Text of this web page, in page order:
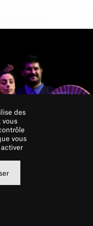
JAZZ
des
vous
vous